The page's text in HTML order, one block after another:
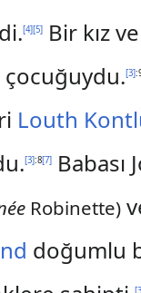
[4][5]
Bir kız
[3]
Louth
[3]:8[7]
Babası
Robinette)
doğumlu